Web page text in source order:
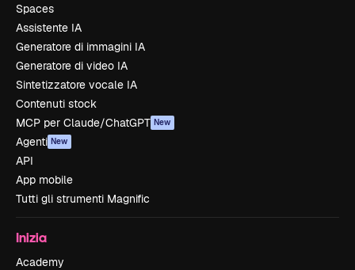
Spaces
Assistente IA
Generatore di immagini IA
Generatore di video IA
Sintetizzatore vocale IA
Contenuti stock
MCP per Claude/ChatGPT New
Agenti New
API
App mobile
Tutti gli strumenti Magnific
Inizia
Academy